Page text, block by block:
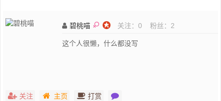
碧桃喵 关注： 0 粉丝： 2
这个人很懒，什么都没写
关注 主页 打赏